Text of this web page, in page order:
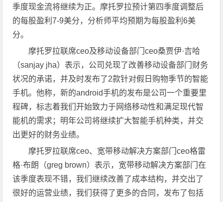
季度现金流将继续为正。摩托罗拉预计第四季度调整后
的每股盈利7-9美分，分析师平均预期为每股盈利6美
分。
摩托罗拉联席ceo及移动设备部门ceo桑贾伊·吉哈
（sanjay jha）表示，公司兑现了改善移动设备部门财务
状况的承诺，并及时发布了2款针对假日购物季节的智能
手机。他称，新的android手机的发布是公司一个重要里
程碑，标志着我们开始致力于网络移动性和满足现代智
能机的需求；明年公司将继续扩大智能手机种类，并交
出更好的财务业绩。
摩托罗拉联席ceo、宽带移动解决方案部门ceo格雷
格·布朗（greg brown）表示，宽带移动解决方案部门在
该季度表现不错，我们继续改善了成本结构，并交出了
很好的运营业绩，我们获得了更多的合同，发布了包括